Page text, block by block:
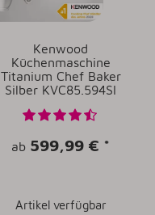
Kenwood
Küchenmaschine
Titanium Chef Baker
Silber KVC85.594SI
ab 599,99 € *
Artikel verfügbar